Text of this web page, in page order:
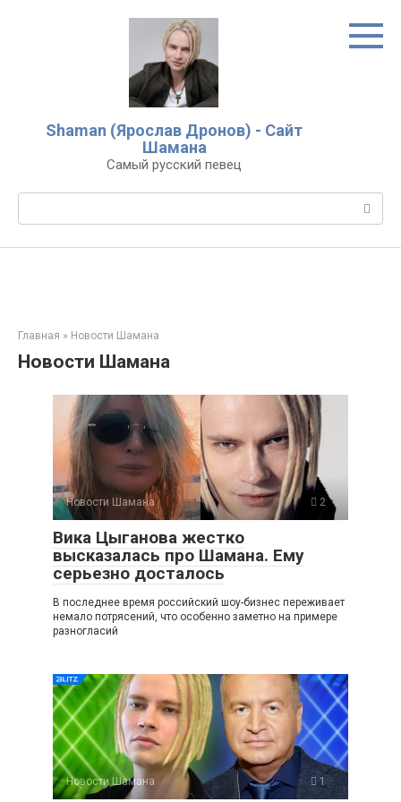
Shaman (Ярослав Дронов) - Сайт
Шамана
Самый русский певец
Главная » Новости Шамана
Новости Шамана
Новости Шамана 2
Вика Цыганова жестко
высказалась про Шамана. Ему
серьезно досталось
В последнее время российский шоу-бизнес переживает
немало потрясений, что особенно заметно на примере
разногласий
Новости Шамана 1